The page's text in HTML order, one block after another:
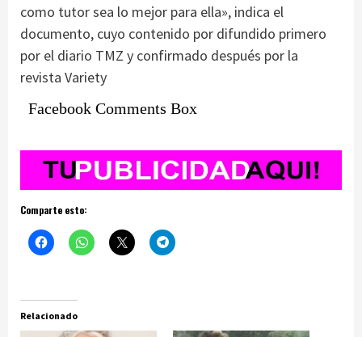
como tutor sea lo mejor para ella», indica el
documento, cuyo contenido por difundido primero
por el diario TMZ y confirmado después por la
revista Variety
Facebook Comments Box
Comparte esto:
Relacionado